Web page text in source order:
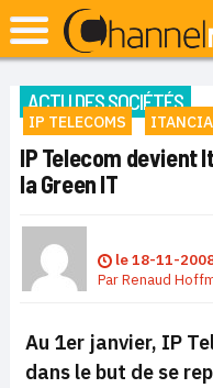
ACTU DES SOCIÉTÉS
IP TELECOMS ITANCIA
IP Telecom devient
la Green IT
le18-11-
ParRenaud
Au 1er janvier, IP
dans le but de se